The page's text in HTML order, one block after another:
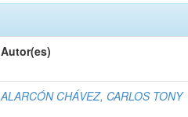
Autor(es)
ALARCÓN CHÁVEZ, CARLOS TONY